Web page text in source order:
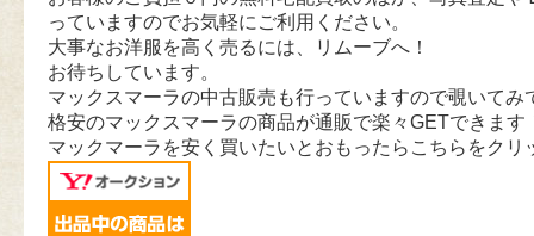
っていますのでお気軽にご利用ください。
大事なお洋服を高く売るには、リムーブへ！
お待ちしています。
マックスマーラの中古販売も行っていますので覗いてみ
格安のマックスマーラの商品が通販で楽々GETできます
マックマーラを安く買いたいとおもったらこちらをクリ